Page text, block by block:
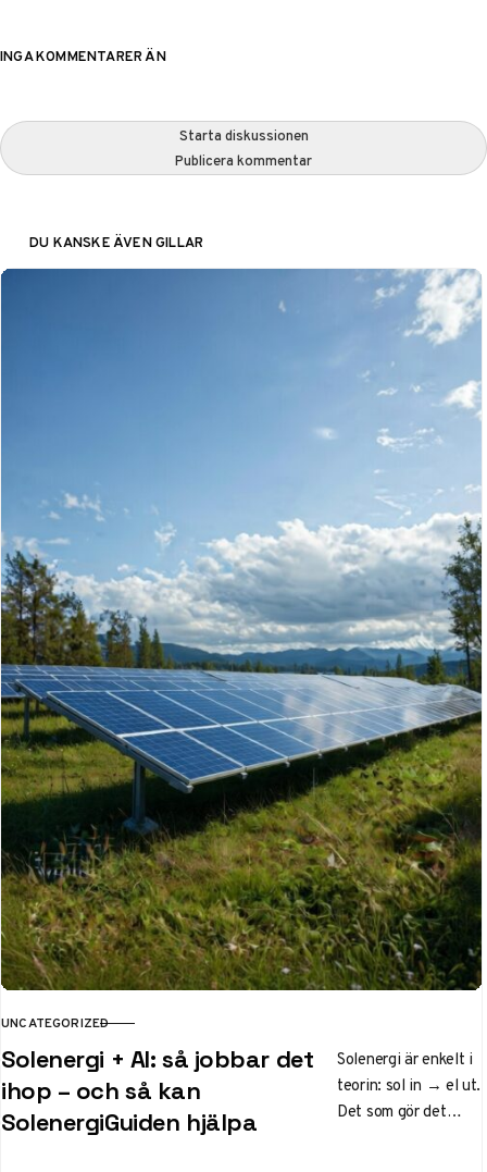
INGA KOMMENTARER ÄN
Starta diskussionen
Publicera kommentar
DU KANSKE ÄVEN GILLAR
KATEGORI
UNCATEGORIZED
Solenergi + AI: så jobbar det
ihop – och så kan
SolenergiGuiden hjälpa
Solenergi är enkelt i
teorin: sol in → el ut.
Det som gör det